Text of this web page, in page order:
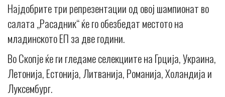
Најдобрите три репрезентации од овој шампионат во
салата „Расадник“ ќе го обезбедат местото на
младинското ЕП за две години.
Во Скопје ќе ги гледаме селекциите на Грција, Украина,
Летонија, Естонија, Литванија, Романија, Холандија и
Луксембург.